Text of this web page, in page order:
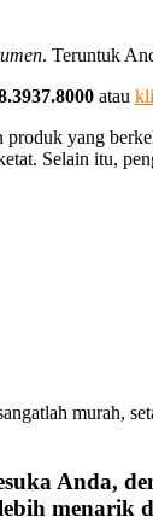
. Teruntuk
atau
produk yang
Selain itu,
murah,
Anda,
menarik